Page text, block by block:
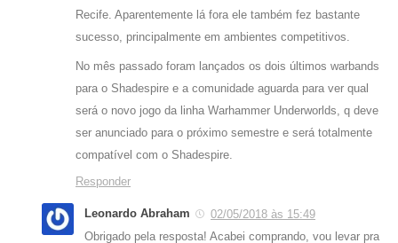
Recife. Aparentemente lá fora ele também fez bastante
sucesso, principalmente em ambientes competitivos.
No mês passado foram lançados os dois últimos warbands
para o Shadespire e a comunidade aguarda para ver qual
será o novo jogo da linha Warhammer Underworlds, q deve
ser anunciado para o próximo semestre e será totalmente
compatível com o Shadespire.
Responder
Leonardo Abraham
02/05/2018 às 15:49
Obrigado pela resposta! Acabei comprando, vou levar pra